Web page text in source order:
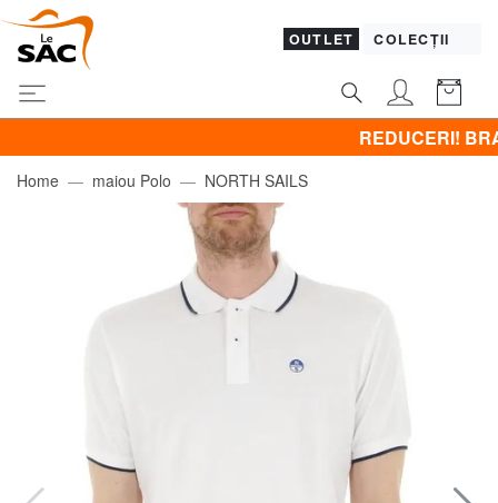
OUTLET COLECȚII
REDUCERI!
Home maiou Polo NORTH SAILS